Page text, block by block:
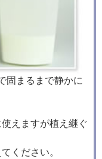
固まるまで静かに
えますが植え継ぐ
ください。